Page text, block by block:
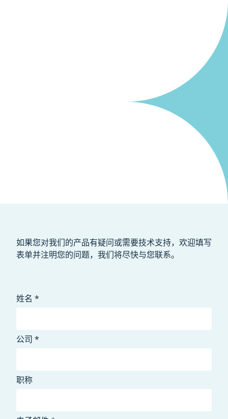
如果您对我们的产品有疑问或需要技术支持，欢迎填写
表单并注明您的问题，我们将尽快与您联系。
姓名 *
公司 *
职称